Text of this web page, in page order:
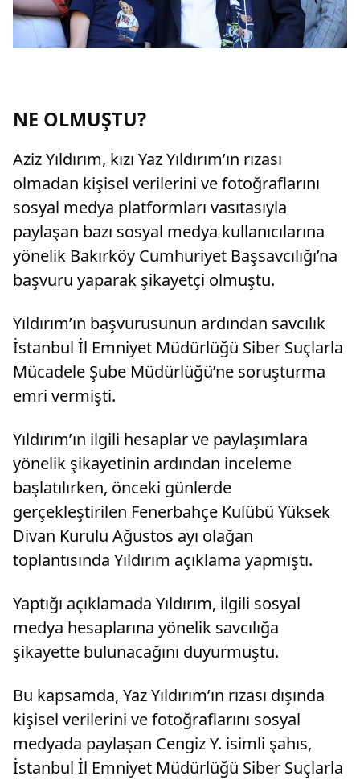
NE OLMUŞTU?
Aziz Yıldırım, kızı Yaz Yıldırım’ın rızası
olmadan kişisel verilerini ve fotoğraflarını
sosyal medya platformları vasıtasıyla
paylaşan bazı sosyal medya kullanıcılarına
yönelik Bakırköy Cumhuriyet Başsavcılığı’na
başvuru yaparak şikayetçi olmuştu.
Yıldırım’ın başvurusunun ardından savcılık
İstanbul İl Emniyet Müdürlüğü Siber Suçlarla
Mücadele Şube Müdürlüğü’ne soruşturma
emri vermişti.
Yıldırım’ın ilgili hesaplar ve paylaşımlara
yönelik şikayetinin ardından inceleme
başlatılırken, önceki günlerde
gerçekleştirilen Fenerbahçe Kulübü Yüksek
Divan Kurulu Ağustos ayı olağan
toplantısında Yıldırım açıklama yapmıştı.
Yaptığı açıklamada Yıldırım, ilgili sosyal
medya hesaplarına yönelik savcılığa
şikayette bulunacağını duyurmuştu.
Bu kapsamda, Yaz Yıldırım’ın rızası dışında
kişisel verilerini ve fotoğraflarını sosyal
medyada paylaşan Cengiz Y. isimli şahıs,
İstanbul İl Emniyet Müdürlüğü Siber Suçlarla